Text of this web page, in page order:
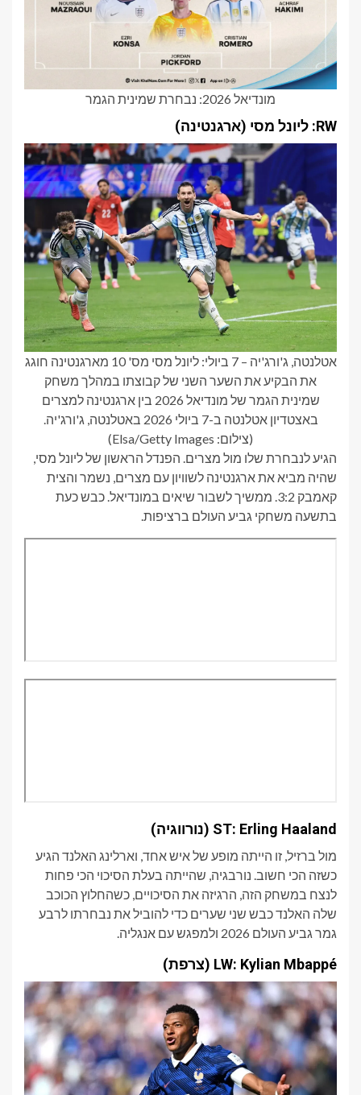
מונדיאל 2026: נבחרת שמינית הגמר
RW: ליונל מסי (ארגנטינה)
אטלנטה, ג'ורג'יה – 7 ביולי: ליונל מסי מס' 10 מארגנטינה חוגג
את הבקיע את השער השני של קבוצתו במהלך משחק
שמינית הגמר של מונדיאל 2026 בין ארגנטינה למצרים
באצטדיון אטלנטה ב-7 ביולי 2026 באטלנטה, ג'ורג'יה.
(צילום: Elsa/Getty Images)
הגיע לנבחרת שלו מול מצרים. הפנדל הראשון של ליונל מסי,
שהיה מביא את ארגנטינה לשוויון עם מצרים, נשמר והצית
קאמבק 3:2. ממשיך לשבור שיאים במונדיאל. כבש כעת
בתשעה משחקי גביע העולם ברציפות.
ST: Erling Haaland (נורווגיה)
מול ברזיל, זו הייתה מופע של איש אחד, וארלינג האלנד הגיע
כשזה הכי חשוב. נורבגיה, שהייתה בעלת הסיכוי הכי פחות
לנצח במשחק הזה, הרגיזה את הסיכויים, כשהחלוץ הכוכב
שלה האלנד כבש שני שערים כדי להוביל את נבחרתו לרבע
גמר גביע העולם 2026 ולמפגש עם אנגליה.
LW: Kylian Mbappé (צרפת)